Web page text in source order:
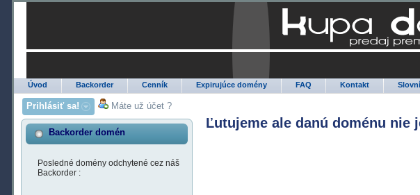
Úvod Backorder Cenník Expirujúce domény FAQ Kontakt
Prihlásiť sa! Máte už účet ?
Backorder domén
Posledné domény odchytené cez náš
Backorder :
Ľutujeme ale danú doménu nie